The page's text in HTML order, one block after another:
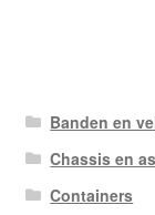
Banden en
Chassis en
Containers